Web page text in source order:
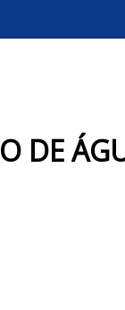
DE